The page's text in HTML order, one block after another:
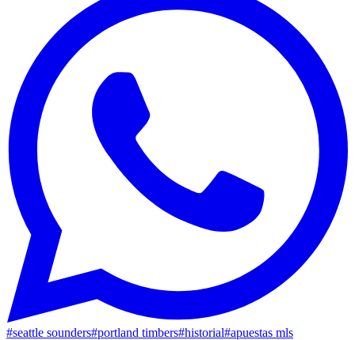
#seattle sounders#portland timbers#historial#apuestas mls